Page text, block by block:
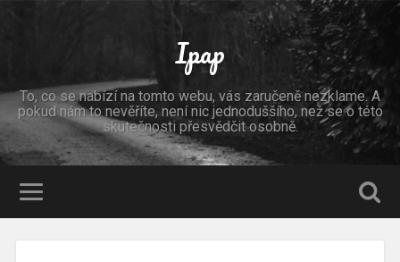
Ipap
To, co se nabízí na tomto webu, vás zaručeně nezklame. A
pokud nám to nevěříte, není nic jednoduššího, než se o této
skutečnosti přesvědčit osobně.